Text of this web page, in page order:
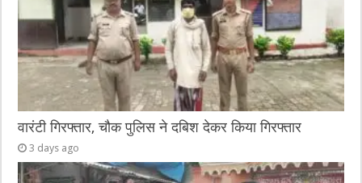
वारंटी गिरफ्तार, चौक पुलिस ने दबिश देकर किया गिरफ्तार
3 days ago